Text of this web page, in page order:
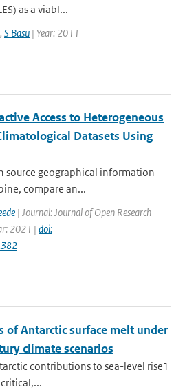
as a viabl...
, S Basu | Year: 2011
Access to Heterogeneous
Datasets Using
source geographical information
compare an...
| Journal: Journal of Open Research
2021 | doi:
of Antarctic surface melt under
climate scenarios
contributions to sea-level rise1